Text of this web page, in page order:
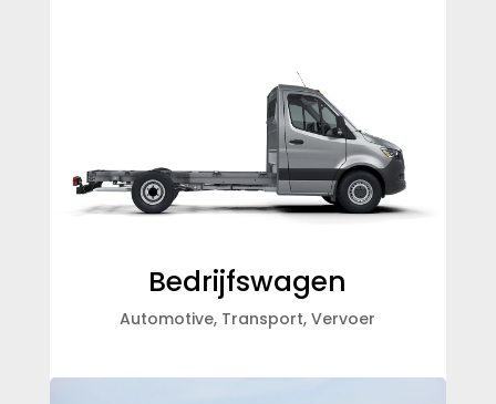
Bedrijfswagen
Automotive, Transport,Vervoer